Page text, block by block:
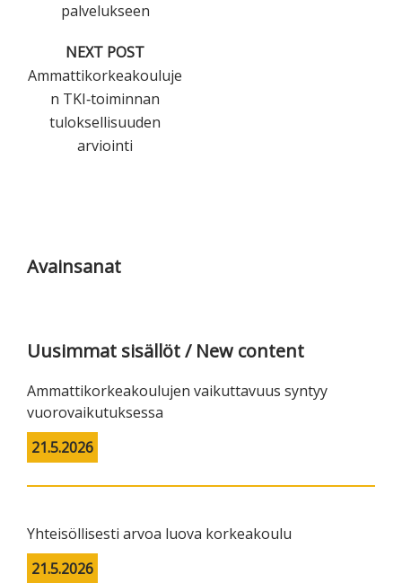
palvelukseen
NEXT POST
Ammattikorkeakouluje
n TKI‐toiminnan
tuloksellisuuden
arviointi
Avainsanat
Uusimmat sisällöt / New content
Ammattikorkeakoulujen vaikuttavuus syntyy
vuorovaikutuksessa
21.5.2026
Yhteisöllisesti arvoa luova korkeakoulu
21.5.2026